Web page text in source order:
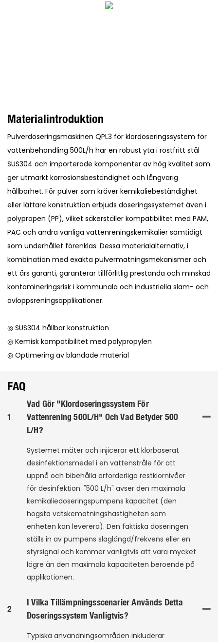
Materialintroduktion
Pulverdoseringsmaskinen QPL3 för klordoseringssystem för
vattenbehandling 500L/h har en robust yta i rostfritt stål
SUS304 och importerade komponenter av hög kvalitet som
ger utmärkt korrosionsbeständighet och långvarig
hållbarhet. För pulver som kräver kemikaliebeständighet
eller lättare konstruktion erbjuds doseringssystemet även i
polypropen (PP), vilket säkerställer kompatibilitet med PAM,
PAC och andra vanliga vattenreningskemikalier samtidigt
som underhållet förenklas. Dessa materialalternativ, i
kombination med exakta pulvermatningsmekanismer och
ett års garanti, garanterar tillförlitlig prestanda och minskad
kontamineringsrisk i kommunala och industriella slam- och
avloppsreningsapplikationer.
◎ SUS304 hållbar konstruktion
◎ Kemisk kompatibilitet med polypropylen
◎ Optimering av blandade material
FAQ
1
Vad Gör "Klordoseringssystem För
Vattenrening 500L/h" Och Vad Betyder 500
L/h?
Systemet mäter och injicerar ett klorbaserat
desinfektionsmedel i en vattenstråle för att
uppnå och bibehålla erforderliga restklornivåer
för desinfektion. "500 L/h" avser den maximala
kemikaliedoseringspumpens kapacitet (den
högsta vätskematningshastigheten som
enheten kan leverera). Den faktiska doseringen
ställs in av pumpens slaglängd/frekvens eller en
styrsignal och kommer vanligtvis att vara mycket
lägre än den maximala kapaciteten beroende på
applikationen.
2
I Vilka Tillämpningsscenarier Används Detta
Doseringssystem Vanligtvis?
Typiska användningsområden inkluderar